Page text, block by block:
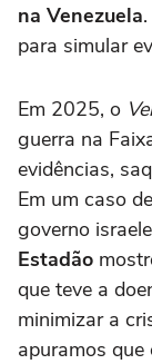
na Venezuela
para simular
Em 2025, o
guerra na
evidências,
Em um caso
governo
Estadão
que teve a
minimizar a
apuramos